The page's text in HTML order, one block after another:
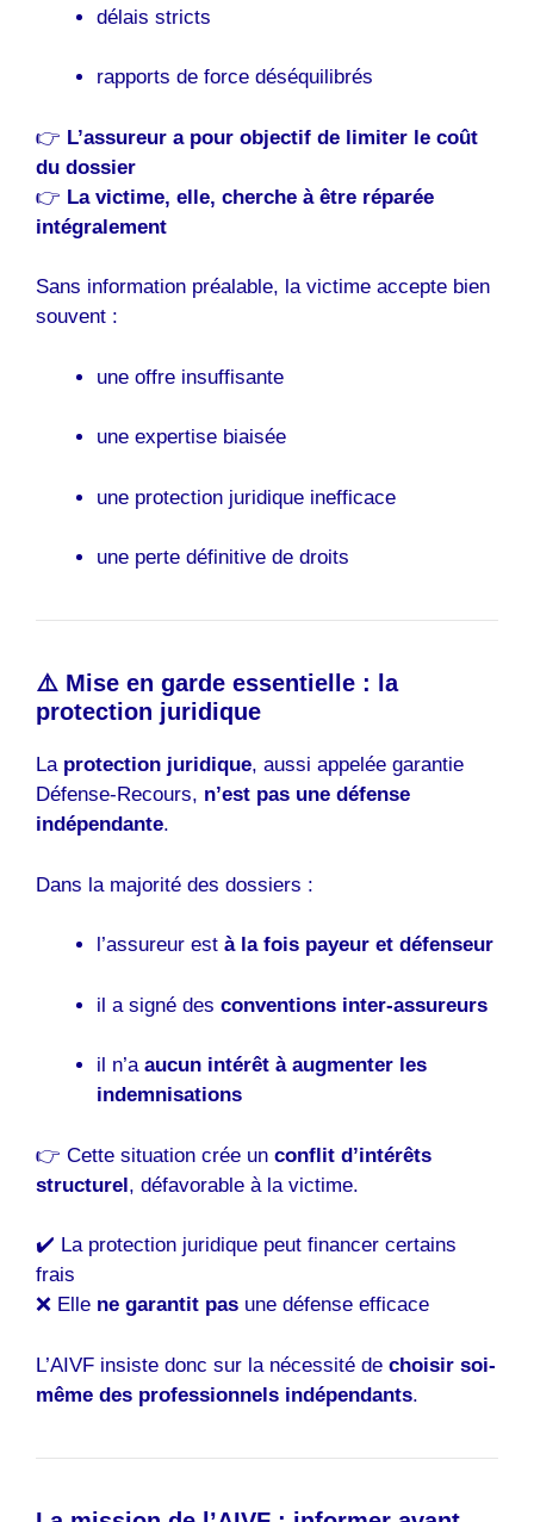
délais stricts
rapports de force déséquilibrés
👉 L’assureur a pour objectif de limiter le coût
du dossier
👉 La victime, elle, cherche à être réparée
intégralement
Sans information préalable, la victime accepte bien
souvent :
une offre insuffisante
une expertise biaisée
une protection juridique inefficace
une perte définitive de droits
⚠️ Mise en garde essentielle : la
protection juridique
La protection juridique, aussi appelée garantie
Défense-Recours, n’est pas une défense
indépendante.
Dans la majorité des dossiers :
l’assureur est à la fois payeur et défenseur
il a signé des conventions inter-assureurs
il n’a aucun intérêt à augmenter les
indemnisations
👉 Cette situation crée un conflit d’intérêts
structurel, défavorable à la victime.
✔️ La protection juridique peut financer certains
frais
❌ Elle ne garantit pas une défense efficace
L’AIVF insiste donc sur la nécessité de choisir soi-
même des professionnels indépendants.